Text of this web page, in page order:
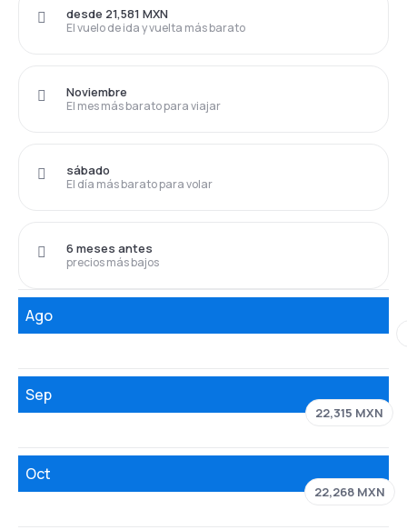
El vuelo de ida y vuelta más barato
desde 21,581 MXN
El mes más barato para viajar
Noviembre
El día más barato para volar
sábado
precios más bajos
6 meses antes
Ago
Sep
22,315 MXN
Oct
22,268 MXN